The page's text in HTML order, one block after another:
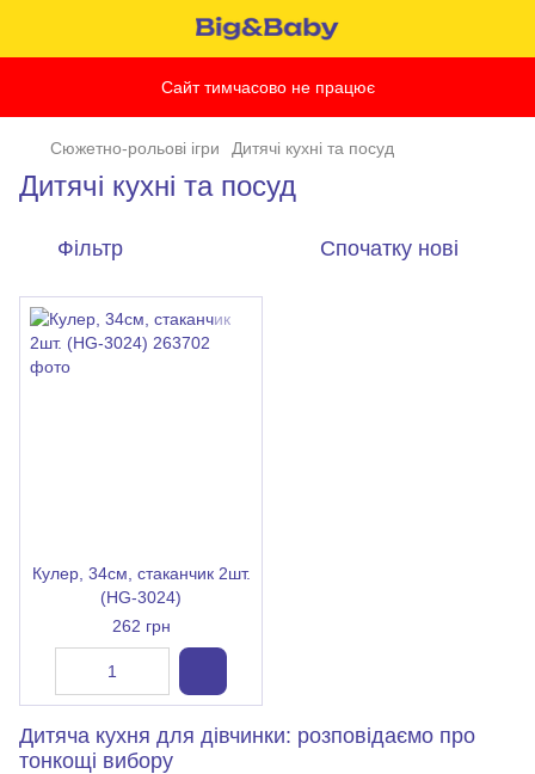
Сайт тимчасово не працює
Сюжетно-рольові ігри Дитячі кухні та посуд
Дитячі кухні та посуд
Фільтр Спочатку нові
Кулер, 34см, стаканчик 2шт.
(HG-3024)
262 грн
Дитяча кухня для дівчинки: розповідаємо про
тонкощі вибору